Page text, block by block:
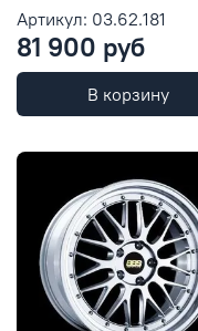
Артикул: 03.62.181
81 900 руб
В корзину